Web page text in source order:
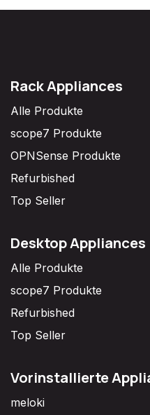
Rack Appliances
Alle Produkte
scope7 Produkte
OPNSense Produkte
Refurbished
Top Seller
Desktop Appliances
Alle Produkte
scope7 Produkte
Refurbished
Top Seller
Vorinstallierte
meloki